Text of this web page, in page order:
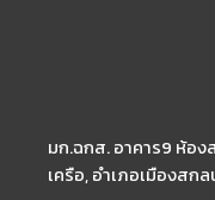
มก.ฉกส. อาคาร9 ห้อง
เครือ, อำเภอเมืองสก